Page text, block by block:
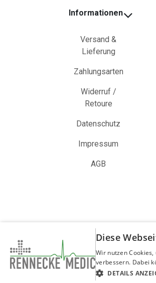
Informationen
Versand &
Lieferung
Zahlungsarten
Widerruf /
Retoure
Datenschutz
Impressum
AGB
Copyright © Rennecke-Medic
Diese
Wir nutzen
verbessern. Dabei
DETAILS